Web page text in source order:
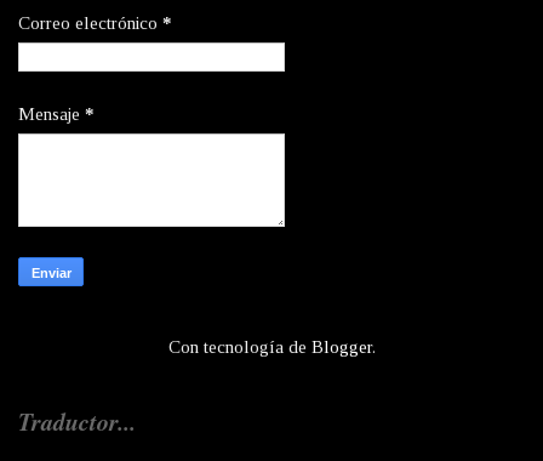
Correo electrónico *
Mensaje *
Con tecnología de Blogger.
Traductor...